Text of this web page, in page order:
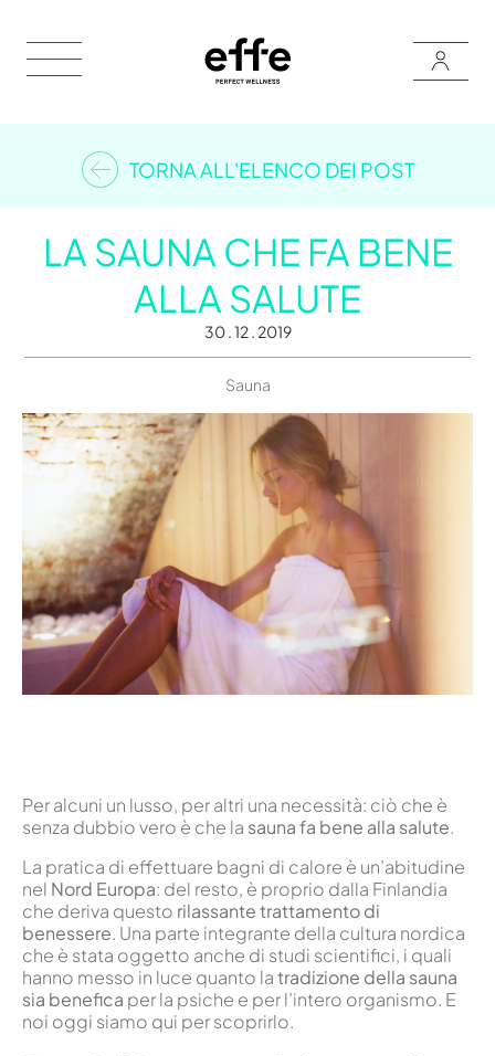
TORNA ALL'ELENCO DEI POST
LA SAUNA CHE FA BENE
ALLA SALUTE
30 . 12 . 2019
Sauna
Per alcuni un lusso, per altri una necessità: ciò che è
senza dubbio vero è che la sauna fa bene alla salute.
La pratica di effettuare bagni di calore è un’abitudine
nel Nord Europa: del resto, è proprio dalla Finlandia
che deriva questo rilassante trattamento di
benessere. Una parte integrante della cultura nordica
che è stata oggetto anche di studi scientifici, i quali
hanno messo in luce quanto latradizione della sauna
sia benefica per la psiche e per l’intero organismo. E
noi oggi siamo qui per scoprirlo.